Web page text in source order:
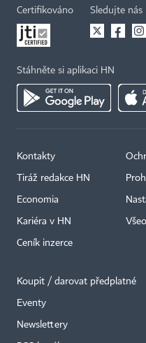
Certifikováno Sledujte nás
Stáhněte si aplikaci HN
Kontakty
Tiráž redakce HN
Economia
Kariéra v HN
Ceník inzerce
Koupit / darovat předplatné
Eventy
Newslettery